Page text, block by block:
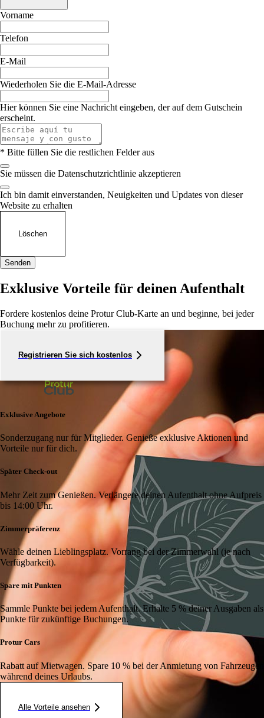
Vorname
Telefon
E-Mail
Wiederholen Sie die E-Mail-Adresse
Hier können Sie eine Nachricht eingeben, der auf dem Gutschein
erscheint.
* Bitte füllen Sie die restlichen Felder aus
Sie müssen die Datenschutzrichtlinie akzeptieren
Ich bin damit einverstanden, Neuigkeiten und Updates von dieser
Website zu erhalten
Löschen
Senden
+
Exklusive Vorteile für deinen Aufenthalt
Fordere kostenlos deine Protur Club-Karte an und beginne, bei jeder
Buchung mehr zu profitieren.
Registrieren Sie sich kostenlos
Exklusive Angebote
Sonderzugang nur für Mitglieder. Genieße exklusive Aktionen und
Vorteile nur für dich.
Später Check-out
Mehr Zeit zum Genießen. Verlängere deinen Aufenthalt ohne Aufpreis
bis 14:00 Uhr.
Zimmerpräferenz
Wähle deinen Lieblingsplatz. Vorrang bei der Zimmerwahl (je nach
Verfügbarkeit).
Spare mit Punkten
Sammle Punkte bei jedem Aufenthalt. Erhalte 5 % deiner Ausgaben als
Punkte für zukünftige Buchungen.
Protur Cars
Rabatt auf Mietwagen. Spare 10 % bei der Anmietung von Fahrzeugen
während deines Urlaubs.
Alle Vorteile ansehen